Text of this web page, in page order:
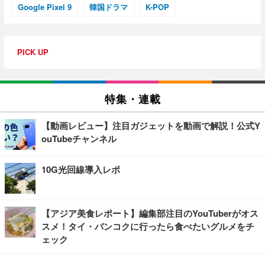
Google Pixel 9 韓国ドラマ K-POP
PICK UP
特集・連載
【動画レビュー】注目ガジェットを動画で解説！公式Y
ouTubeチャンネル
10G光回線導入レポ
【アジア美食レポート】編集部注目のYouTuberがオス
スメ！タイ・バンコクに行ったら食べたいグルメをチ
ェック